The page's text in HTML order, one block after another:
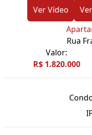
Ver Vídeo
Rua
Valor:
R$ 1.820.000